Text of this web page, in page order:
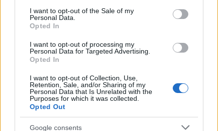
consent section.
I want to opt-out of the Sale of my
Personal Data.
Opted In
I want to opt-out of processing my
Personal Data for Targeted Advertising.
Opted In
I want to opt-out of Collection, Use,
Retention, Sale, and/or Sharing of my
Personal Data that Is Unrelated with the
Purposes for which it was collected.
Opted Out
Google consents
A lakosságra is fontos szerep hárul a szúnyoginvázió
elkerülésében
MAGYAR ÉPÍTŐK